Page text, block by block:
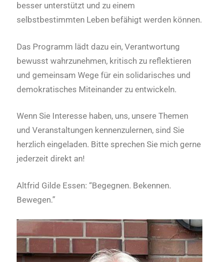
besser unterstützt und zu einem
selbstbestimmten Leben befähigt werden können.
Das Programm lädt dazu ein, Verantwortung
bewusst wahrzunehmen, kritisch zu reflektieren
und gemeinsam Wege für ein solidarisches und
demokratisches Miteinander zu entwickeln.
Wenn Sie Interesse haben, uns, unsere Themen
und Veranstaltungen kennenzulernen, sind Sie
herzlich eingeladen. Bitte sprechen Sie mich gerne
jederzeit direkt an!
Altfrid Gilde Essen: “Begegnen. Bekennen.
Bewegen.”